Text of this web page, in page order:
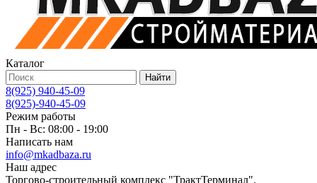
Каталог
Найти
8(925) 940-45-09
8(925)-940-45-09
Режим работы
Пн - Вс: 08:00 - 19:00
Написать нам
info@mkadbaza.ru
Наш адрес
Торгово-строительный комплекс "ТрактТерминал".